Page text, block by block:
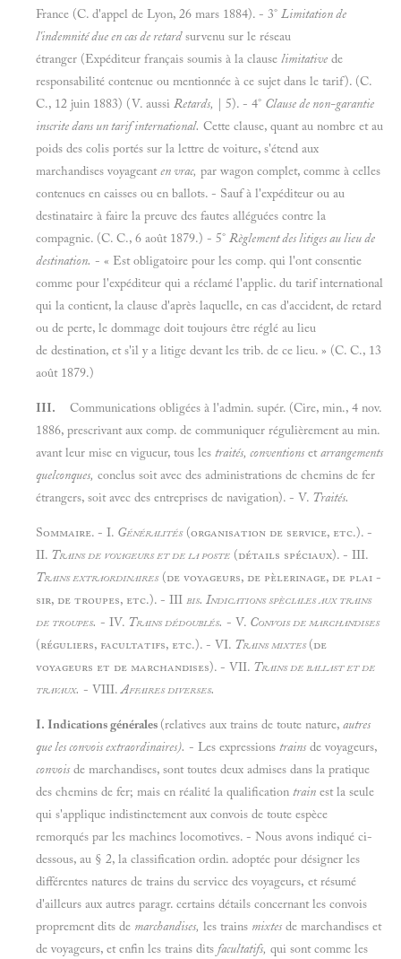
France (C. d'appel de Lyon, 26 mars 1884). - 3° Limitation de
l'indemnité due en cas de retardsurvenu sur le réseau
étranger (Expéditeur français soumis à la clause limitative de
responsabilité contenue ou mentionnée à ce sujet dans le tarif). (C.
C., 12 juin 1883) (V. aussi Retards, | 5). - 4° Clause de non-garantie
inscrite dans un tarif international. Cette clause, quant au nombre et au
poids des colis portés sur la lettre de voiture, s'étend aux
marchandises voyageanten vrac, par wagon complet, comme à celles
contenues en caisses ou en ballots. - Saufà l'expéditeur ou au
destinataire à faire la preuve des fautes alléguées contre la
compagnie. (C. C., 6 août 1879.) - 5° Règlement des litiges au lieu de
destination. - « Est obligatoire pour les comp. qui l'ont consentie
comme pour l'expéditeur qui a réclamé l'applic. du tarif international
qui la contient, la clause d'après laquelle, en cas d'accident, de retard
ou de perte, le dommage doit toujours être réglé au lieu
de destination, et s'il y a litige devant les trib. de ce lieu. » (C. C., 13
août 1879.)
III. Communications obligées à l'admin. supér. (Cire, min., 4 nov.
1886, prescrivant aux comp. de communiquer régulièrement au min.
avant leur mise en vigueur, tous les traités, conventions etarrangements
quelconques, conclus soit avec des administrations de chemins de fer
étrangers, soit avec des entreprises de navigation). - V. Traités.
Sommaire. - I. Généralités(organisation de service, etc.). -
II. Trains de voyageurs et de la poste (détails spéciaux). - III.
Trains extraordinaires(de voyageurs, de pèlerinage, de plai -
sir, de troupes, etc.). - III bis. Indications spèciales aux trains
de troupes. - IV. Trains dédoublés. - V. Convois de marchandises
(réguliers, facultatifs, etc.). - VI. Trains mixtes(de
voyageurs et de marchandises). - VII. Trains de ballast et de
travaux. - VIII.Affaires diverses.
I. Indications générales (relatives aux trains de toute nature, autres
que les convois extraordinaires). - Les expressions trains de voyageurs,
convois de marchandises, sont toutes deux admises dans la pratique
des chemins de fer; mais en réalité la qualification train est la seule
qui s'applique indistinctement aux convois de toute espèce
remorqués par les machines locomotives. - Nous avons indiqué ci-
dessous, au § 2, la classification ordin. adoptée pour désigner les
différentes natures de trains du service des voyageurs, et résumé
d'ailleurs aux autres paragr. certains détails concernant les convois
proprement dits de marchandises, les trains mixtes de marchandises et
de voyageurs, et enfin les trains dits facultatifs, qui sont comme les